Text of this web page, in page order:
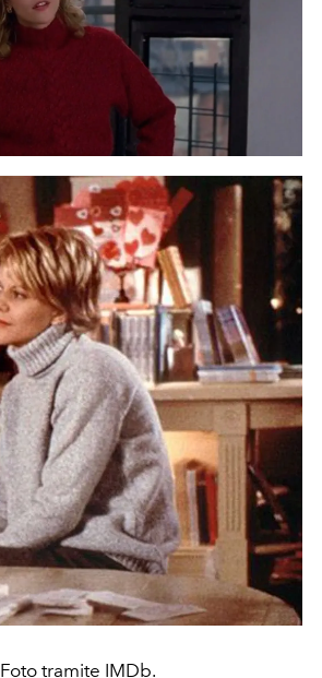
Foto tramite IMDb.